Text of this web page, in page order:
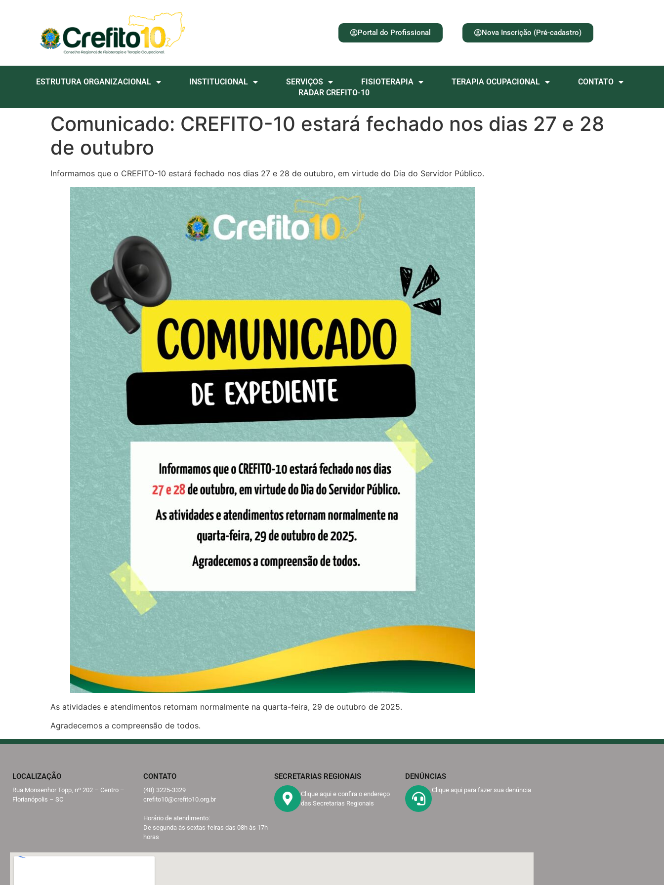
Portal do Profissional Nova Inscrição (Pré-cadastro)
ESTRUTURA ORGANIZACIONAL INSTITUCIONAL SERVIÇOS FISIOTERAPIA TERAPIA OCUPACIONAL
CONTATO
RADAR CREFITO-10
Comunicado: CREFITO-10 estará fechado nos dias 27 e 28
de outubro
Informamos que o CREFITO-10 estará fechado nos dias 27 e 28 de outubro, em virtude do Dia do Servidor Público.
As atividades e atendimentos retornam normalmente na quarta-feira, 29 de outubro de 2025.
Agradecemos a compreensão de todos.
LOCALIZAÇÃO
Rua Monsenhor Topp, nº 202 – Centro –
Florianópolis – SC
CONTATO
(48) 3225-3329
crefito10@crefito10.org.br
Horário de atendimento:
De segunda às sextas-feiras das 08h às 17h
horas
SECRETARIAS REGIONAIS
Clique aqui e confira o endereço
das Secretarias Regionais
DENÚNCIAS
Clique aqui para fazer sua denúncia